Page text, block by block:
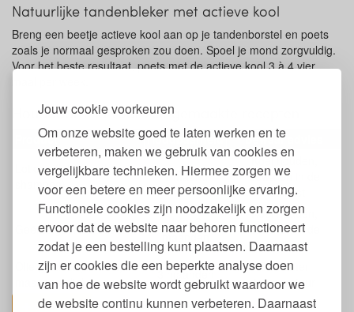
Jouw cookie voorkeuren
Om onze website goed te laten werken en te
verbeteren, maken we gebruik van cookies en
vergelijkbare technieken. Hiermee zorgen we
voor een betere en meer persoonlijke ervaring.
Functionele cookies zijn noodzakelijk en zorgen
ervoor dat de website naar behoren functioneert
zodat je een bestelling kunt plaatsen. Daarnaast
zijn er cookies die een beperkte analyse doen
van hoe de website wordt gebruikt waardoor we
de website continu kunnen verbeteren. Daarnaast
Natuurlijke tandenbleker met actieve kool
Breng een beetje actieve kool aan op je tandenborstel en poets
zoals je normaal gesproken zou doen. Spoel je mond zorgvuldig.
Voor het beste resultaat, poets met de actieve kool 3 à 4 vier
Houdbaarheid voor zelf gemaakte recepten
Product Houdbaarheid
Bewaar advies
Lotions (lotion, gel,
shampoo)
1 maand
Koel houden,
bewaren in de
koelkast
Geëmulgeerd product
1 tot 3
maanden
Koel houden,
bewaren in de
koelkast
Olie product (balsem,
massage olie)
3 maanden
Op kamer
temperatuur
toon alles